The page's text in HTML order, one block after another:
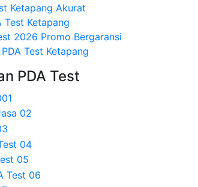
Ketapang Akurat
Test Ketapang
2026 Promo Bergaransi
Test Ketapang
PDA Test